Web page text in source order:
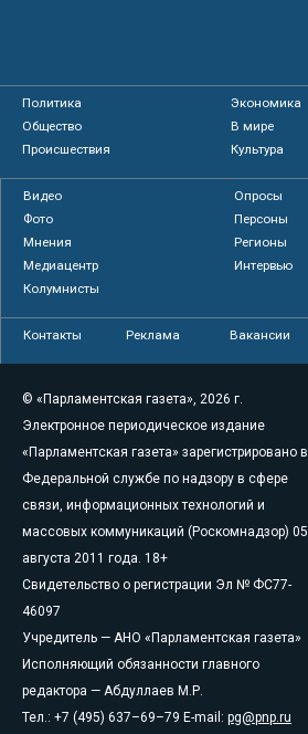
Политика
Экономика
Общество
В мире
Происшествия
Культура
Видео
Опросы
Фото
Персоны
Мнения
Регионы
Медиацентр
Интервью
Колумнисты
Контакты Реклама Вакансии
© «Парламентская газета», 2026 г.
Электронное периодическое издание
«Парламентская газета» зарегистрировано в
Федеральной службе по надзору в сфере
связи, информационных технологий и
массовых коммуникаций (Роскомнадзор) 05
августа 2011 года. 18+
Свидетельство о регистрации Эл № ФС77-
46097
Учредитель — АНО «Парламентская газета»
Исполняющий обязанности главного
редактора — Абдуллаев М.Р.
Тел.: +7 (495) 637–69–79 E-mail: pg@pnp.ru